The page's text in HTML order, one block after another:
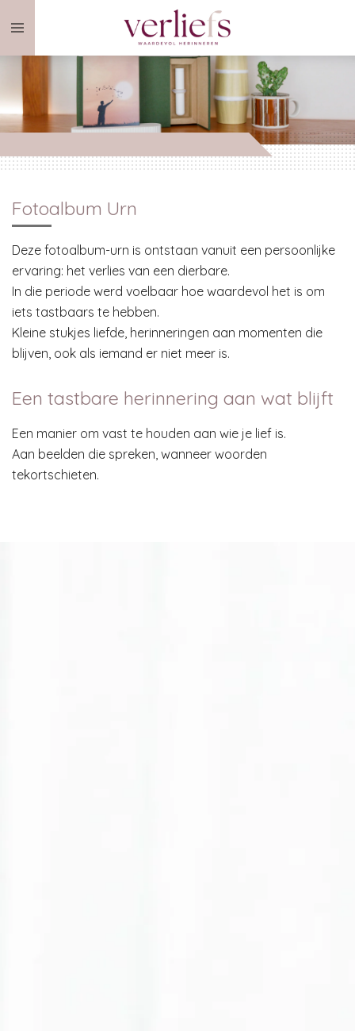
naar
hoofdinhoud
Fotoalbum Urn
Deze fotoalbum-urn is ontstaan vanuit een persoonlijke
ervaring: het verlies van een dierbare.
In die periode werd voelbaar hoe waardevol het is om
iets tastbaars te hebben.
Kleine stukjes liefde, herinneringen aan momenten die
blijven, ook als iemand er niet meer is.
Een tastbare herinnering aan wat blijft
Een manier om vast te houden aan wie je lief is.
Aan beelden die spreken, wanneer woorden
tekortschieten.